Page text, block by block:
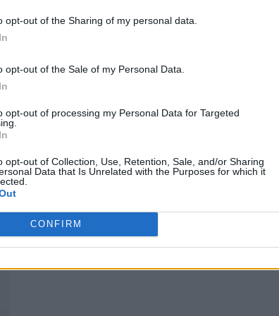
opt-out of the Sharing of my personal data.
opt-out of the Sale of my Personal Data.
opt-out of processing my Personal Data for Targeted
opt-out of Collection, Use, Retention, Sale, and/or Sharing
Data that Is Unrelated with the Purposes for which it
CONFIRM
Vale de Açor | Pedro Lopes quer
Quantcast
YouTube
Facebook
Twitter